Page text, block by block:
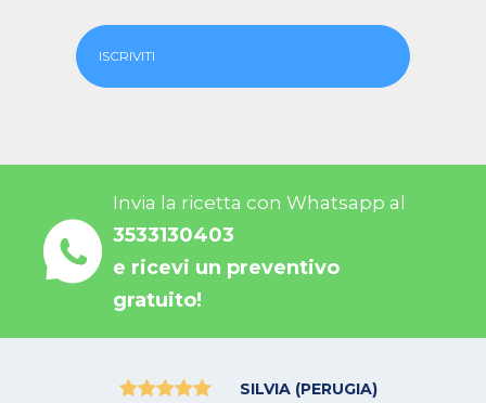
ISCRIVITI
Invia la ricetta con Whatsapp al
3533130403
e ricevi un preventivo
gratuito!
(PERUGIA)